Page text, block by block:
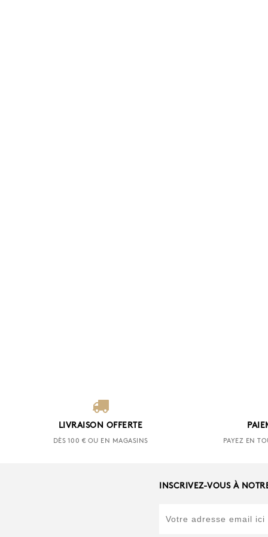
LIVRAISON OFFERTE
DÈS 100 € OU EN MAGASINS PAYEZ EN
INSCRIVEZ-VOUS À